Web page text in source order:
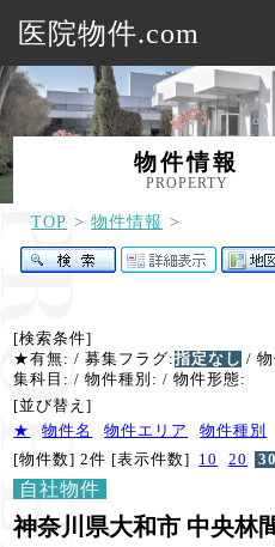
医院物件.com
物件情報
PROPERTY
TOP 物件情報
[検索条件]
★有無: / 募集フラグ:指定なし /
集科目: / 物件種別: / 物件形態:
[並び替え]
★
物件名 物件エリア 物件種別
[物件数] 2件 [表示件数] 10 20 30
自社物件
神奈川県大和市 中央林